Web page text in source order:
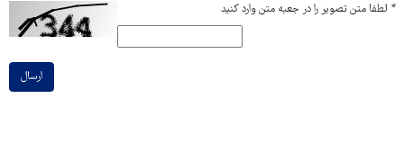
* لطفا متن تصویر را در جعبه متن وارد کنید
ارسال